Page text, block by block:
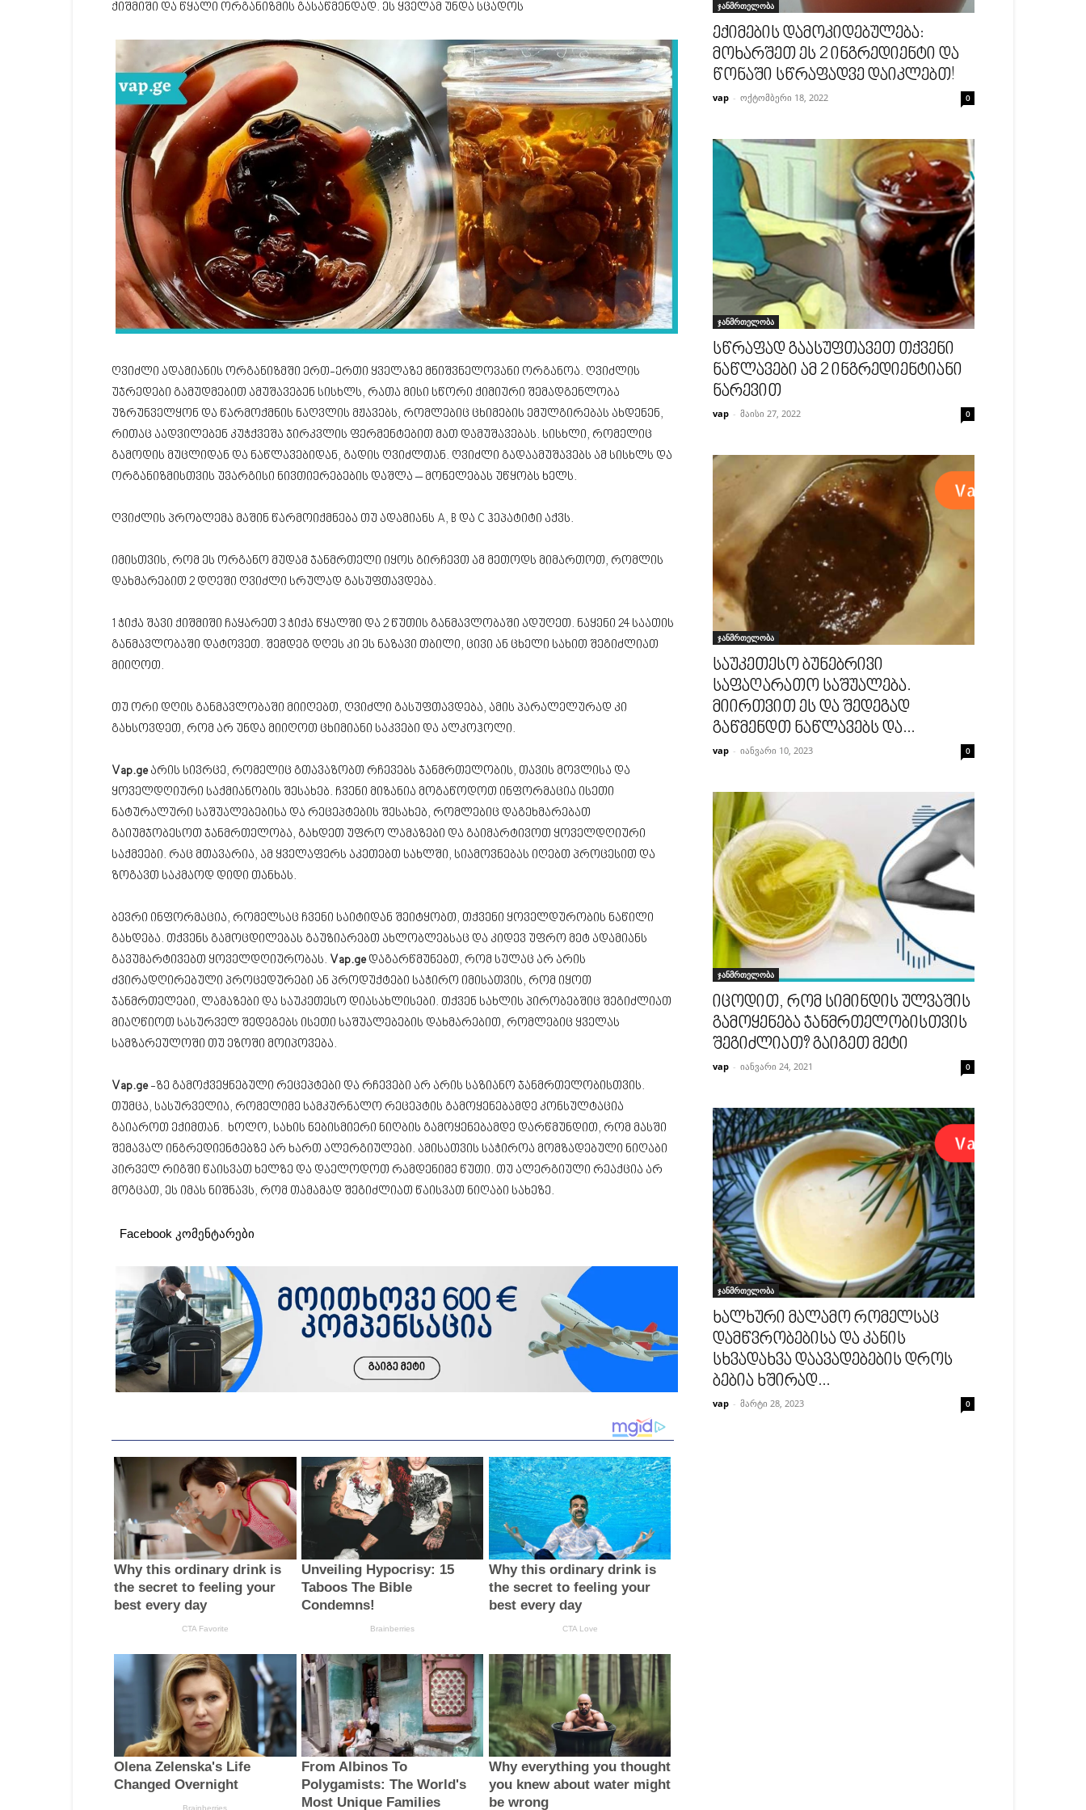
ქიშმიში და წყალი ორგანიზმის გასაწმენდად. ეს ყველამ უნდა სცადოს
ღვიძლი ადამიანის ორგანიზმში ერთ-ერთი ყველაზე მნიშვნელოვანი ორგანოა. ღვიძლის
უჯრედები გამუდმებით ამუშავებენ სისხლს, რათა მისი სწორი ქიმიური შემადგენლობა
უზრუნველყონ და წარმოქმნის ნაღვლის მჟავებს, რომლებიც ცხიმების ემულგირებას ახდენენ,
რითაც აადვილებენ კუჭქვეშა ჯირკვლის ფერმენტებით მათ დამუშავებას. სისხლი, რომელიც
გამოდის მუცლიდან და ნაწლავებიდან, გადის ღვიძლთან. ღვიძლი გადაამუშავებს ამ სისხლს და
ორგანიზმისთვის უვარგისი ნივთიერებების დაშლა – მონელებას უწყობს ხელს.
ღვიძლის პრობლემა მაშინ წარმოიქმნება თუ ადამიანს A, B და C ჰეპატიტი აქვს.
იმისთვის, რომ ეს ორგანო მუდამ ჯანმრთელი იყოს გირჩევთ ამ მეთოდს მიმართოთ, რომლის
დახმარებით 2 დღეში ღვიძლი სრულად გასუფთავდება.
1 ჭიქა შავი ქიშმიში ჩაყარეთ 3 ჭიქა წყალში და 2 წუთის განმავლობაში ადუღეთ. ნაყენი 24 საათის
განმავლობაში დატოვეთ. შემდეგ დღეს კი ეს ნაზავი თბილი, ცივი ან ცხელი სახით შეგიძლიათ
მიიღოთ.
თუ ორი დღის განმავლობაში მიიღებთ, ღვიძლი გასუფთავდება, ამის პარალელურად კი
გახსოვდეთ, რომ არ უნდა მიიღოთ ცხიმიანი საკვები და ალკოჰოლი.
Vap.geარის სივრცე, რომელიც გთავაზობთ რჩევებს ჯანმრთელობის, თავის მოვლისა და
ყოველდღიური საქმიანობის შესახებ. ჩვენი მიზანია მოგაწოდოთ ინფორმაცია ისეთი
ნატურალური საშუალებებისა და რეცეპტების შესახებ, რომლებიც დაგეხმარებათ
გაიუმჯობესოთ ჯანმრთელობა, გახდეთ უფრო ლამაზები და გაიმარტივოთ ყოველდღიური
საქმეები. რაც მთავარია, ამ ყველაფერს აკეთებთ სახლში, სიამოვნებას იღებთ პროცესით და
ზოგავთ საკმაოდ დიდი თანხას.
ბევრი ინფორმაცია, რომელსაც ჩვენი საიტიდან შეიტყობთ, თქვენი ყოველდურობის ნაწილი
გახდება. თქვენს გამოცდილებას გაუზიარებთ ახლობლებსაც და კიდევ უფრო მეტ ადამიანს
გავუმარტივებთ ყოველდღიურობას. Vap.geდაგარწმუნებთ, რომ სულაც არ არის
ძვირადღირებული პროცედურები ან პროდუქტები საჭირო იმისათვის, რომ იყოთ
ჯანმრთელები, ლამაზები და საუკეთესო დიასახლისები. თქვენ სახლის პირობებშიც შეგიძლიათ
მიაღწიოთ სასურველ შედეგებს ისეთი საშუალებების დახმარებით, რომლებიც ყველას
სამზარეულოში თუ ეზოში მოიპოვება.
Vap.ge-ზე გამოქვეყნებული რეცეპტები და რჩევები არ არის საზიანო ჯანმრთელობისთვის.
თუმცა, სასურველია, რომელიმე სამკურნალო რეცეპტის გამოყენებამდე კონსულტაცია
გაიაროთ ექიმთან. ხოლო, სახის ნებისმიერი ნიღბის გამოყენებამდე დარწმუნდით, რომ მასში
შემავალ ინგრედიენტებზე არ ხართ ალერგიულები. ამისათვის საჭიროა მომზადებული ნიღაბი
პირველ რიგში წაისვათ ხელზე და დაელოდოთ რამდენიმე წუთი. თუ ალერგიული რეაქცია არ
მოგცათ, ეს იმას ნიშნავს, რომ თამამად შეგიძლიათ წაისვათ ნიღაბი სახეზე.
Facebook კომენტარები
ჯანმრთელობა
ექიმების დამოკიდებულება:
მოხარშეთ ეს 2 ინგრედიენტი და
წონაში სწრაფადვე დაიკლებთ!
vap - ოქტომბერი 18, 2022 0
ჯანმრთელობა
სწრაფად გაასუფთავეთ თქვენი
ნაწლავები ამ 2 ინგრედიენტიანი
ნარევით
vap - მაისი 27, 2022 0
ჯანმრთელობა
საუკეთესო ბუნებრივი
საფაღარათო საშუალება.
მიირთვით ეს და შედეგად
გაწმენდთ ნაწლავებს და...
vap - იანვარი 10, 2023 0
ჯანმრთელობა
იცოდით, რომ სიმინდის ულვაშის
გამოყენება ჯანმრთელობისთვის
შეგიძლიათ? გაიგეთ მეტი
vap - იანვარი 24, 2021 0
ჯანმრთელობა
ხალხური მალამო რომელსაც
დამწვრობებისა და კანის
სხვადახვა დაავადებების დროს
ბებია ხშირად...
vap - მარტი 28, 2023 0